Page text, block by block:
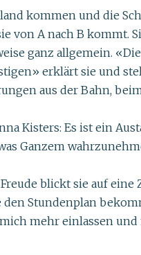
kommen und die
von A nach B kommt.
ganz allgemein.
erklärt sie und
aus der Bahn,
Kisters: Es ist ein
Ganzem
blickt sie auf
den Stundenplan
mehr einlassen und